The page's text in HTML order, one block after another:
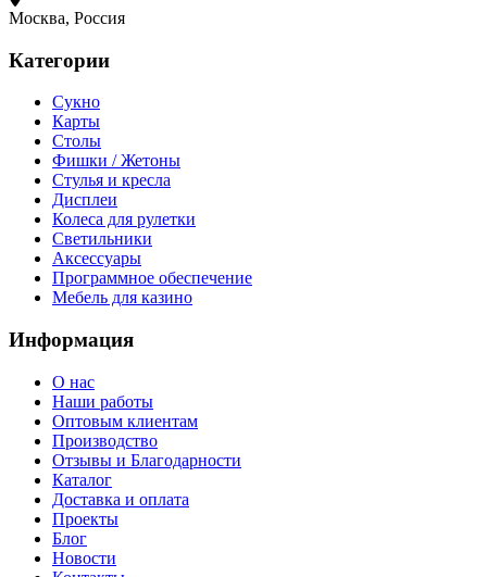
Москва, Россия
Категории
Сукно
Карты
Столы
Фишки / Жетоны
Стулья и кресла
Дисплеи
Колеса для рулетки
Светильники
Аксессуары
Программное обеспечение
Мебель для казино
Информация
О нас
Наши работы
Оптовым клиентам
Производство
Отзывы и Благодарности
Каталог
Доставка и оплата
Проекты
Блог
Новости